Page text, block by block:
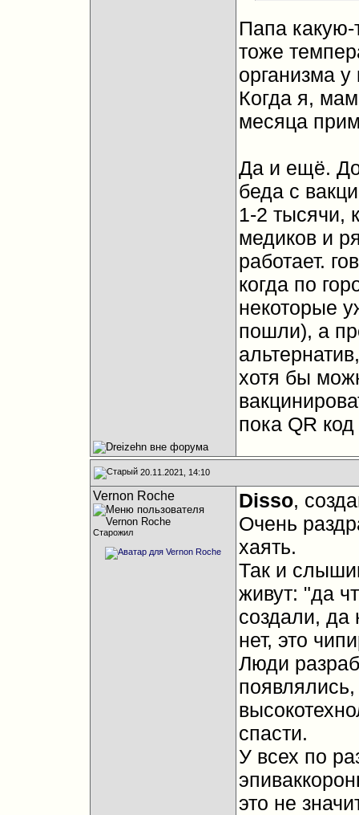
Папа какую-
тоже
организма
Когда я,
месяца
Да и ещё.
беда с
1-2 тысячи,
медиков и
работает.
когда по
некоторые
пошли), а
хотя бы
пока QR
20.11.2021, 14:10
Vernon Roche
Старожил
Disso,
Очень
хаять.
Так и
живут: "да
создали, да
нет, это
Люди
спасти.
У всех по
это не